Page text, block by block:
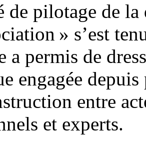
de pilotage de la
» s’est
a permis de
engagée
entre
et experts.